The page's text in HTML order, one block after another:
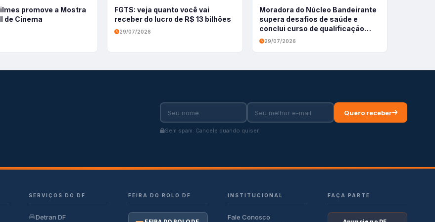
promove a Mostra
de Cinema
FGTS: veja quanto você vai
receber do lucro de R$ 13 bilhões
29/07/2026
Moradora do Núcleo Bandeirante
supera desafios de saúde e
conclui curso de qualificação
profissional
29/07/2026
Quero receber
Sem spam. Cancele quando quiser.
SERVIÇOS DO DF
Detran DF
FEIRA DO ROLO DF INSTITUCIONAL
Fale Conosco
FAÇA PARTE